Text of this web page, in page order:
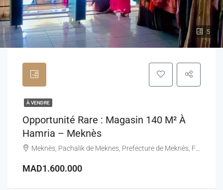
5
À VENDRE
Opportunité Rare : Magasin 140 M² À
Hamria – Meknès
Meknès, Pachalik de Meknes, Prefecture de Meknès, Fès-Meknès, Maroc
MAD1.600.000